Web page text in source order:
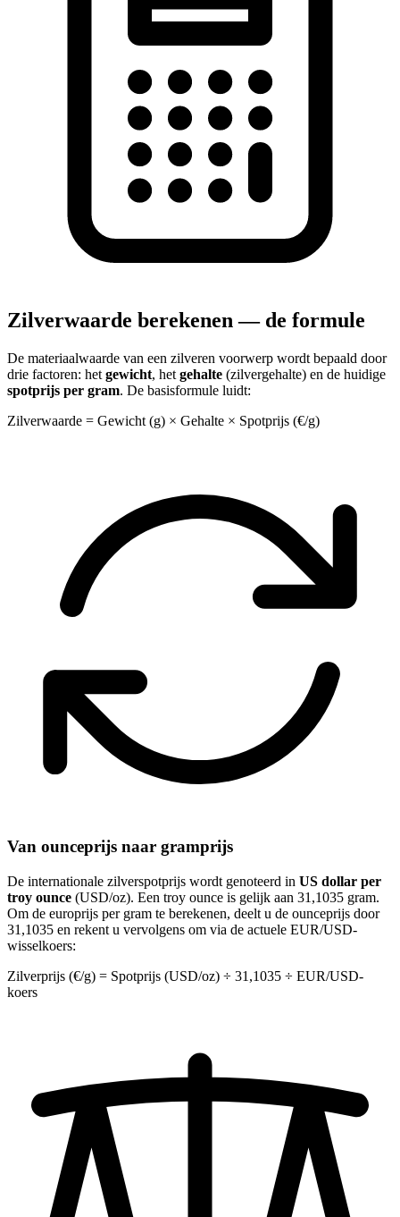
Zilverwaarde berekenen — de formule
De materiaalwaarde van een zilveren voorwerp wordt bepaald door
drie factoren: het gewicht, het gehalte (zilvergehalte) en de huidige
spotprijs per gram. De basisformule luidt:
Zilverwaarde = Gewicht (g) × Gehalte × Spotprijs (€/g)
Van ounceprijs naar gramprijs
De internationale zilverspot­prijs wordt genoteerd in US dollar per
troy ounce (USD/oz). Een troy ounce is gelijk aan 31,1035 gram.
Om de europrijs per gram te berekenen, deelt u de ounceprijs door
31,1035 en rekent u vervolgens om via de actuele EUR/USD-
wisselkoers:
Zilverprijs (€/g) = Spotprijs (USD/oz) ÷ 31,1035 ÷ EUR/USD-
koers